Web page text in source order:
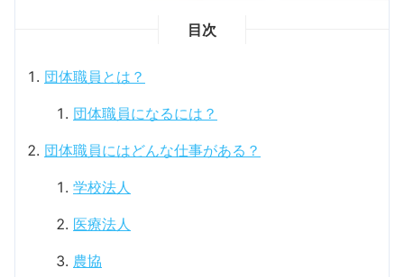
目次
団体職員とは？
団体職員になるには？
団体職員にはどんな仕事がある？
学校法人
医療法人
農協